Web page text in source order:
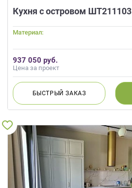
Кухня с островом ШТ211103
Материал:
937 050 руб.
Цена за проект
БЫСТРЫЙЗАКАЗ